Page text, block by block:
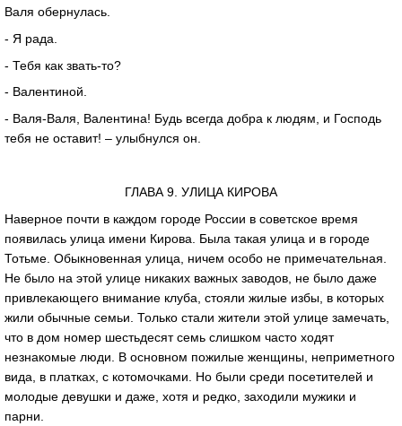
Валя обернулась.
- Я рада.
- Тебя как звать-то?
- Валентиной.
- Валя-Валя, Валентина! Будь всегда добра к людям, и Господь
тебя не оставит! – улыбнулся он.
ГЛАВА 9. УЛИЦА КИРОВА
Наверное почти в каждом городе России в советское время
появилась улица имени Кирова. Была такая улица и в городе
Тотьме. Обыкновенная улица, ничем особо не примечательная.
Не было на этой улице никаких важных заводов, не было даже
привлекающего внимание клуба, стояли жилые избы, в которых
жили обычные семьи. Только стали жители этой улице замечать,
что в дом номер шестьдесят семь слишком часто ходят
незнакомые люди. В основном пожилые женщины, неприметного
вида, в платках, с котомочками. Но были среди посетителей и
молодые девушки и даже, хотя и редко, заходили мужики и
парни.